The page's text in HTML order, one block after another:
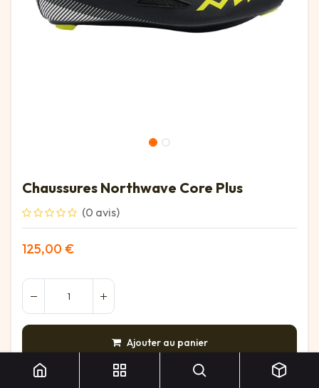
Chaussures Northwave Core Plus
(0 avis)
125,00 €
Ajouter au panier